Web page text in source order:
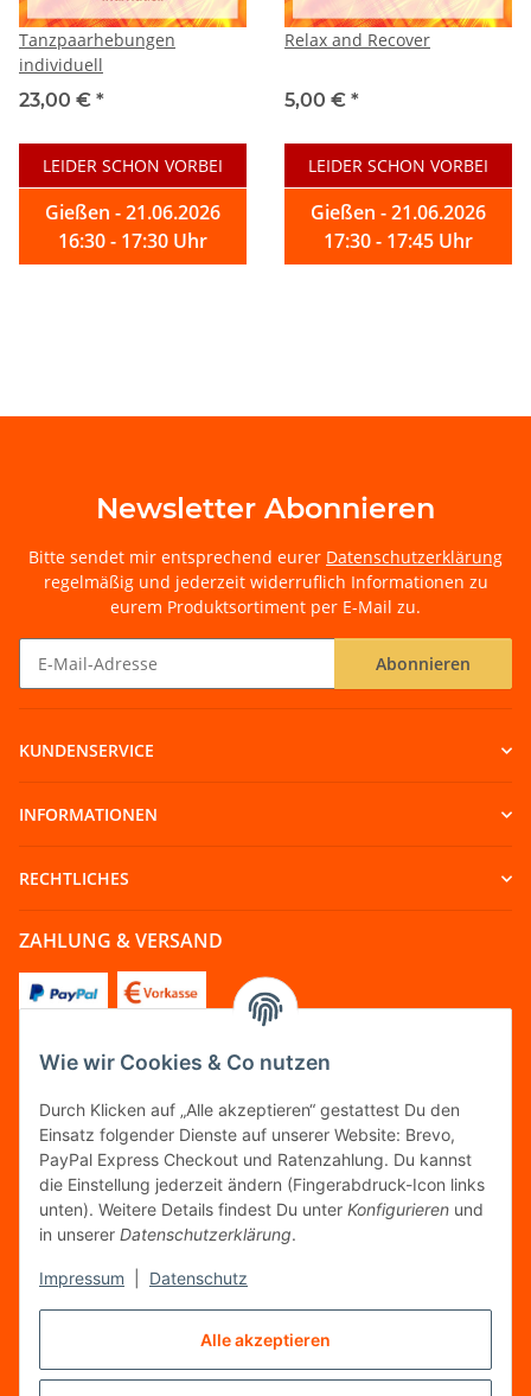
Alle akzeptieren
Wie wir Cookies & Co nutzen
Durch Klicken auf „Alle akzeptieren“ gestattest Du den
Einsatz folgender Dienste auf unserer Website: Brevo,
PayPal Express Checkout und Ratenzahlung. Du kannst
die Einstellung jederzeit ändern (Fingerabdruck-Icon links
unten). Weitere Details findest Du unter Konfigurieren und
in unserer Datenschutzerklärung.
Impressum Datenschutz
Tanzpaarhebungen
individuell
23,00 € *
LEIDER SCHON VORBEI
Gießen - 21.06.2026
16:30 - 17:30 Uhr
Relax and Recover
5,00 € *
LEIDER SCHON VORBEI
Gießen - 21.06.2026
17:30 - 17:45 Uhr
Newsletter Abonnieren
Bitte sendet mir entsprechend eurer Datenschutzerklärung
regelmäßig und jederzeit widerruflich Informationen zu
eurem Produktsortiment per E-Mail zu.
Abonnieren
KUNDENSERVICE
INFORMATIONEN
RECHTLICHES
ZAHLUNG & VERSAND
FOLGT UNS
FAIRCOMMERCE
Wir sind seit 04.12.2015 Mitglied der Initiative